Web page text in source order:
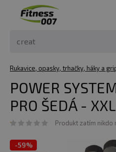
Rukavice, opasky, trhačky, háky a
POWER
PRO ŠEDÁ -
Produkt zatím nikdo
-59%